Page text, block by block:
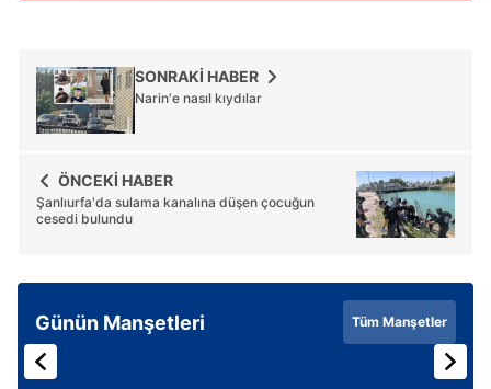
SONRAKİ HABER
Narin'e nasıl kıydılar
ÖNCEKİ HABER
Şanlıurfa'da sulama kanalına düşen çocuğun
cesedi bulundu
Günün Manşetleri Tüm Manşetler